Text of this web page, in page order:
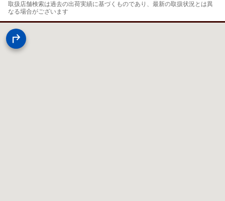
取扱店舗検索は過去の出荷実績に基づくものであり、最新の取扱状況とは異
なる場合がございます